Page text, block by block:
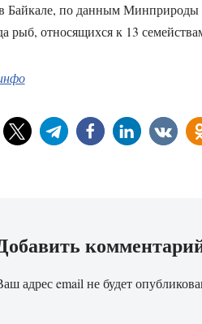
Байкале, по данным Минприроды
рыб, относящихся к 13
адрес email не будет